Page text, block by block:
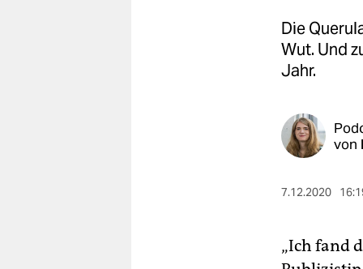
Die
Wut. Und
Jahr.
von
7.12.2020
„Ich fand